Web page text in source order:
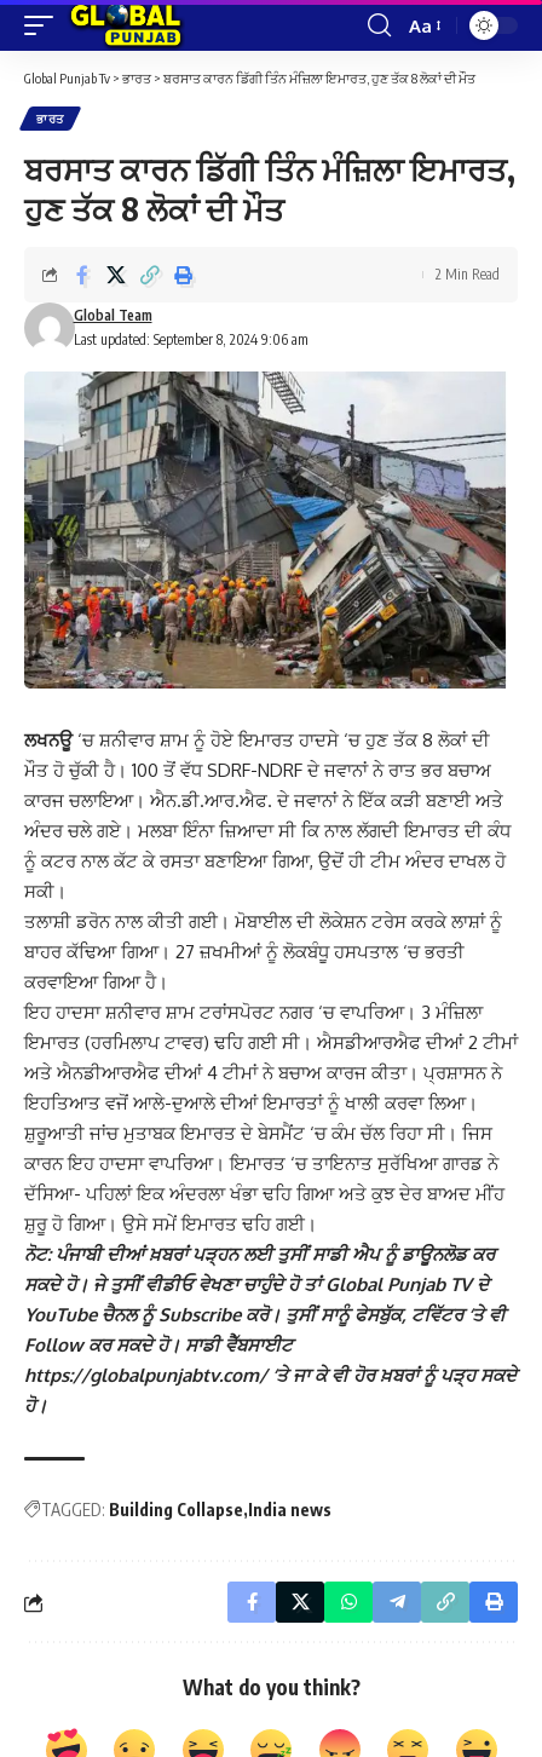
Font
Resizer
Aa
Global Punjab Tv > ਭਾਰਤ> ਬਰਸਾਤ ਕਾਰਨ ਡਿੱਗੀ ਤਿੰਨ ਮੰਜ਼ਿਲਾ ਇਮਾਰਤ, ਹੁਣ ਤੱਕ 8 ਲੋਕਾਂ ਦੀ ਮੌਤ
ਭਾਰਤ
ਬਰਸਾਤ ਕਾਰਨ ਡਿੱਗੀ ਤਿੰਨ ਮੰਜ਼ਿਲਾ ਇਮਾਰਤ,
ਹੁਣ ਤੱਕ 8 ਲੋਕਾਂ ਦੀ ਮੌਤ
Last updated: September 8, 2024 9:06 am
Global Team
2 Min Read
ਲਖਨਊ‘ਚ ਸ਼ਨੀਵਾਰ ਸ਼ਾਮ ਨੂੰ ਹੋਏ ਇਮਾਰਤ ਹਾਦਸੇ ‘ਚ ਹੁਣ ਤੱਕ 8 ਲੋਕਾਂ ਦੀ
ਮੌਤ ਹੋ ਚੁੱਕੀ ਹੈ। 100 ਤੋਂ ਵੱਧ SDRF-NDRF ਦੇ ਜਵਾਨਾਂ ਨੇ ਰਾਤ ਭਰ ਬਚਾਅ
ਕਾਰਜ ਚਲਾਇਆ। ਐਨ.ਡੀ.ਆਰ.ਐਫ. ਦੇ ਜਵਾਨਾਂ ਨੇ ਇੱਕ ਕੜੀ ਬਣਾਈ ਅਤੇ
ਅੰਦਰ ਚਲੇ ਗਏ। ਮਲਬਾ ਇੰਨਾ ਜ਼ਿਆਦਾ ਸੀ ਕਿ ਨਾਲ ਲੱਗਦੀ ਇਮਾਰਤ ਦੀ ਕੰਧ
ਨੂੰ ਕਟਰ ਨਾਲ ਕੱਟ ਕੇ ਰਸਤਾ ਬਣਾਇਆ ਗਿਆ, ਉਦੋਂ ਹੀ ਟੀਮ ਅੰਦਰ ਦਾਖਲ ਹੋ
ਸਕੀ।
ਤਲਾਸ਼ੀ ਡਰੋਨ ਨਾਲ ਕੀਤੀ ਗਈ। ਮੋਬਾਈਲ ਦੀ ਲੋਕੇਸ਼ਨ ਟਰੇਸ ਕਰਕੇ ਲਾਸ਼ਾਂ ਨੂੰ
ਬਾਹਰ ਕੱਢਿਆ ਗਿਆ। 27 ਜ਼ਖਮੀਆਂ ਨੂੰ ਲੋਕਬੰਧੂ ਹਸਪਤਾਲ ‘ਚ ਭਰਤੀ
ਕਰਵਾਇਆ ਗਿਆ ਹੈ।
ਇਹ ਹਾਦਸਾ ਸ਼ਨੀਵਾਰ ਸ਼ਾਮ ਟਰਾਂਸਪੋਰਟ ਨਗਰ ‘ਚ ਵਾਪਰਿਆ। 3 ਮੰਜ਼ਿਲਾ
ਇਮਾਰਤ (ਹਰਮਿਲਾਪ ਟਾਵਰ) ਢਹਿ ਗਈ ਸੀ। ਐਸਡੀਆਰਐਫ ਦੀਆਂ 2 ਟੀਮਾਂ
ਅਤੇ ਐਨਡੀਆਰਐਫ ਦੀਆਂ 4 ਟੀਮਾਂ ਨੇ ਬਚਾਅ ਕਾਰਜ ਕੀਤਾ। ਪ੍ਰਸ਼ਾਸਨ ਨੇ
ਇਹਤਿਆਤ ਵਜੋਂ ਆਲੇ-ਦੁਆਲੇ ਦੀਆਂ ਇਮਾਰਤਾਂ ਨੂੰ ਖਾਲੀ ਕਰਵਾ ਲਿਆ।
ਸ਼ੁਰੂਆਤੀ ਜਾਂਚ ਮੁਤਾਬਕ ਇਮਾਰਤ ਦੇ ਬੇਸਮੈਂਟ ‘ਚ ਕੰਮ ਚੱਲ ਰਿਹਾ ਸੀ। ਜਿਸ
ਕਾਰਨ ਇਹ ਹਾਦਸਾ ਵਾਪਰਿਆ। ਇਮਾਰਤ ‘ਚ ਤਾਇਨਾਤ ਸੁਰੱਖਿਆ ਗਾਰਡ ਨੇ
ਦੱਸਿਆ- ਪਹਿਲਾਂ ਇਕ ਅੰਦਰਲਾ ਖੰਭਾ ਢਹਿ ਗਿਆ ਅਤੇ ਕੁਝ ਦੇਰ ਬਾਅਦ ਮੀਂਹ
ਸ਼ੁਰੂ ਹੋ ਗਿਆ। ਉਸੇ ਸਮੇਂ ਇਮਾਰਤ ਢਹਿ ਗਈ।
ਨੋਟ: ਪੰਜਾਬੀ ਦੀਆਂ ਖ਼ਬਰਾਂ ਪੜ੍ਹਨ ਲਈ ਤੁਸੀਂ ਸਾਡੀ ਐਪ ਨੂੰ ਡਾਊਨਲੋਡ ਕਰ
ਸਕਦੇ ਹੋ। ਜੇ ਤੁਸੀਂ ਵੀਡੀਓ ਵੇਖਣਾ ਚਾਹੁੰਦੇ ਹੋ ਤਾਂ Global Punjab TV ਦੇ
YouTube ਚੈਨਲ ਨੂੰ Subscribe ਕਰੋ। ਤੁਸੀਂ ਸਾਨੂੰ ਫੇਸਬੁੱਕ, ਟਵਿੱਟਰ ‘ਤੇ ਵੀ
Follow ਕਰ ਸਕਦੇ ਹੋ। ਸਾਡੀ ਵੈੱਬਸਾਈਟ
https://globalpunjabtv.com/ ‘ਤੇ ਜਾ ਕੇ ਵੀ ਹੋਰ ਖ਼ਬਰਾਂ ਨੂੰ ਪੜ੍ਹ ਸਕਦੇ
ਹੋ।
TAGGED: Building Collapse India news
What do you think?